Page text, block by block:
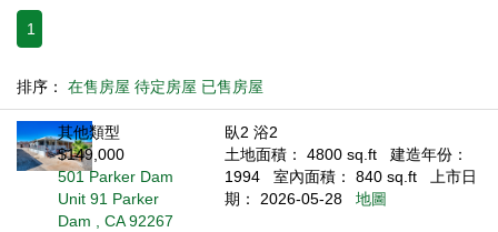
1
排序： 在售房屋 待定房屋 已售房屋
其他類型
$149,000
501 Parker Dam
Unit 91 Parker
Dam , CA 92267
臥2 浴2
土地面積： 4800 sq.ft
建造年份：
1994
室內面積： 840 sq.ft
上市日
期： 2026-05-28
地圖